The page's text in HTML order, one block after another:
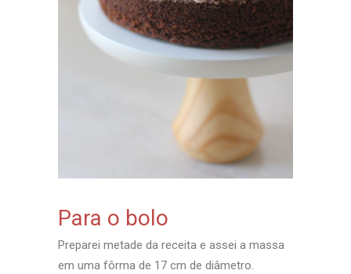
Para o bolo
Preparei metade da receita e assei a massa
em uma fôrma de 17 cm de diâmetro.